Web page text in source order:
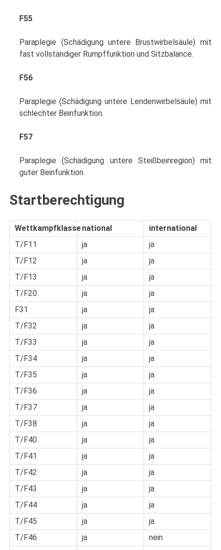
F55
Paraplegie (Schädigung untere Brustwirbelsäule) mit
fast vollständiger Rumpffunktion und Sitzbalance.
F56
Paraplegie (Schädigung untere Lendenwirbelsäule) mit
schlechter Beinfunktion.
F57
Paraplegie (Schädigung untere Steißbeinregion) mit
guter Beinfunktion.
Startberechtigung
Wettkampfklassenational
international
T/F11
ja
ja
T/F12
ja
ja
T/F13
ja
ja
T/F20
ja
ja
F31
ja
ja
T/F32
ja
ja
T/F33
ja
ja
T/F34
ja
ja
T/F35
ja
ja
T/F36
ja
ja
T/F37
ja
ja
T/F38
ja
ja
T/F40
ja
ja
T/F41
ja
ja
T/F42
ja
ja
T/F43
ja
ja
T/F44
ja
ja
T/F45
ja
ja
T/F46
ja
nein